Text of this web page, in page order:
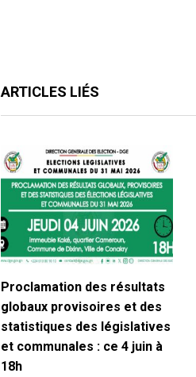
ARTICLES LIÉS
Proclamation des résultats
globaux provisoires et des
statistiques des législatives
et communales : ce 4 juin à
18h